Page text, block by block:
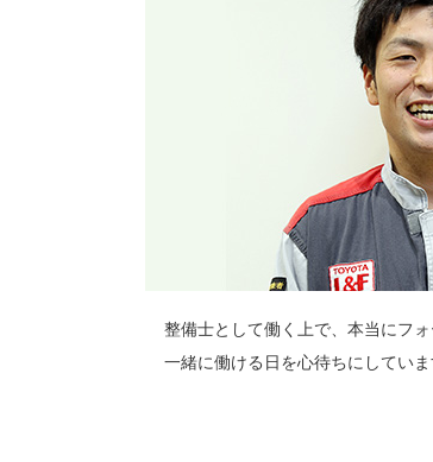
整備士として働く上で、本当にフ
一緒に働ける日を心待ちにしていま